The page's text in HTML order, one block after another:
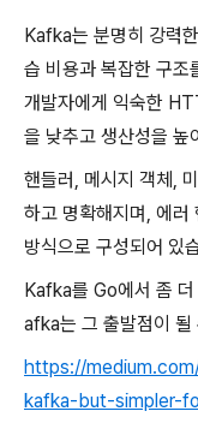
Kafka는 분명히 강력
습 비용과 복잡한 구
개발자에게 익숙한
을 낮추고 생산성을 높
핸들러, 메시지 객체,
하고 명확해지며, 에러
방식으로 구성되어 있
Kafka를 Go에서 좀
afka는 그 출발점이 될
https://
kafka-but-simpler-